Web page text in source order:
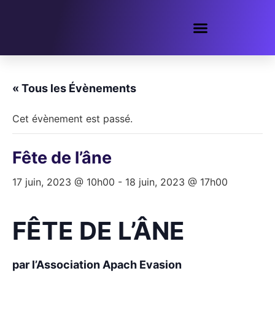
« Tous les Évènements
Cet évènement est passé.
Fête de l’âne
17 juin, 2023 @ 10h00 - 18 juin, 2023 @ 17h00
FÊTE DE L’ÂNE
par l’Association Apach Evasion